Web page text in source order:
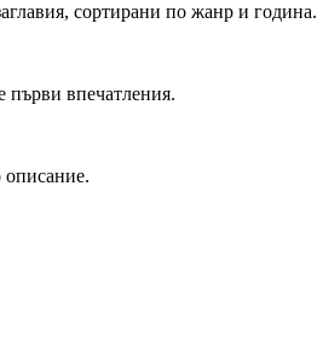
сортирани по жанр и година.
впечатления.
описание.